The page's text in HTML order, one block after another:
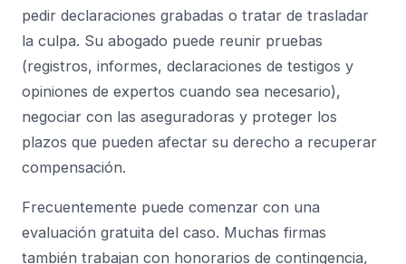
pedir declaraciones grabadas o tratar de trasladar
la culpa. Su abogado puede reunir pruebas
(registros, informes, declaraciones de testigos y
opiniones de expertos cuando sea necesario),
negociar con las aseguradoras y proteger los
plazos que pueden afectar su derecho a recuperar
compensación.
Frecuentemente puede comenzar con una
evaluación gratuita del caso. Muchas firmas
también trabajan con honorarios de contingencia,